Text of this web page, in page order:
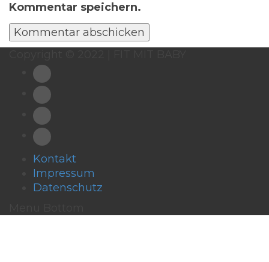
Kommentar speichern.
Kontakt
Impressum
Datenschutz